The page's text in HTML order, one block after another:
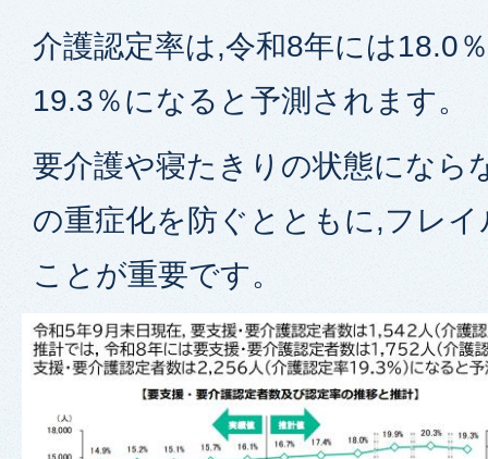
介護認定率は,令和8年には18.0
19.3％になると予測されます。
要介護や寝たきりの状態になら
の重症化を防ぐとともに,フレ
ことが重要です。